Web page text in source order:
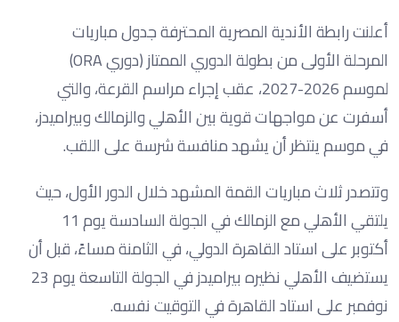
أعلنت رابطة الأندية المصرية المحترفة جدول مباريات
المرحلة الأولى من بطولة الدوري الممتاز (دوري ORA)
لموسم 2026-2027، عقب إجراء مراسم القرعة، والتي
أسفرت عن مواجهات قوية بين الأهلي والزمالك وبيراميدز،
في موسم ينتظر أن يشهد منافسة شرسة على اللقب.
وتتصدر ثلاث مباريات القمة المشهد خلال الدور الأول، حيث
يلتقي الأهلي مع الزمالك في الجولة السادسة يوم 11
أكتوبر على استاد القاهرة الدولي، في الثامنة مساءً، قبل أن
يستضيف الأهلي نظيره بيراميدز في الجولة التاسعة يوم 23
نوفمبر على استاد القاهرة في التوقيت نفسه.